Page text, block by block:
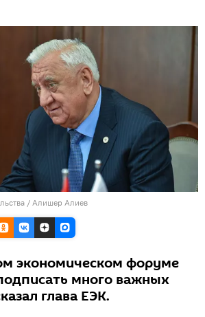
/ Алишер Алиев
экономическом форуме
много важных
глава ЕЭК.